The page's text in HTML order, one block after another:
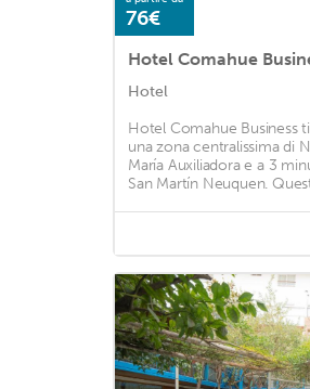
76€
Hotel Comahue
Hotel
Hotel Comahue Business
una zona centralissima di
María Auxiliadora e a 3
San Martín Neuquen.